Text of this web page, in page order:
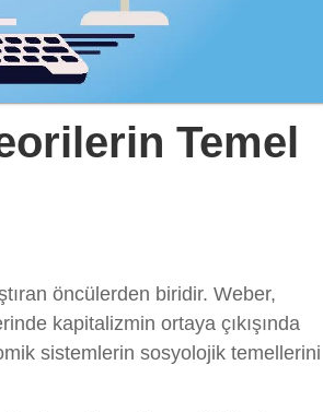
Temel
öncülerden biridir. Weber,
kapitalizmin ortaya çıkışında
sistemlerin sosyolojik temellerini